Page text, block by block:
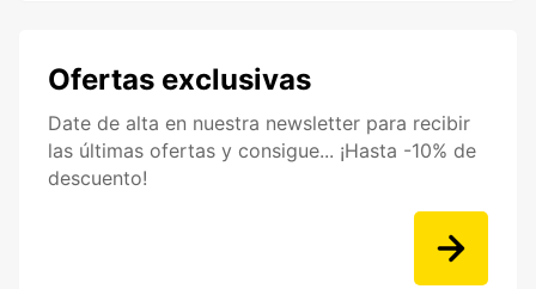
Ofertas exclusivas
Date de alta en nuestra newsletter para recibir
las últimas ofertas y consigue... ¡Hasta -10% de
descuento!